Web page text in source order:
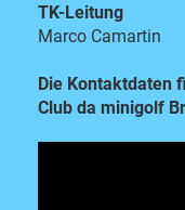
TK-Leitung
Marco Camartin
Die Kontaktdaten
Club da minigolf